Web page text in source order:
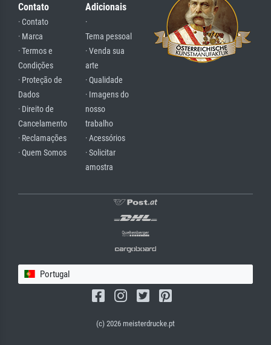
Contato
· Contato
· Marca
· Termos e
Condições
· Proteção de
Dados
· Direito de
Cancelamento
· Reclamações
· Quem Somos
Adicionais
·
Tema pessoal
· Venda sua
arte
· Qualidade
· Imagens do
nosso
trabalho
· Acessórios
· Solicitar
amostra
Portugal
(c) 2026 meisterdrucke.pt